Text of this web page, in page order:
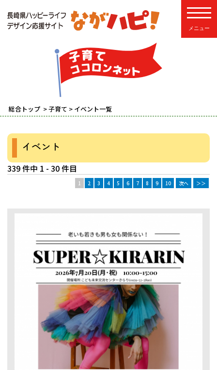
総合トップ >子育て > イベント一覧
イベント
339 件中 1 - 30 件目
1 2 3 4 5 6 7 8 9 10 次へ ＞＞